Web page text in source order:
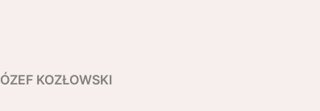
KOZŁOWSKI